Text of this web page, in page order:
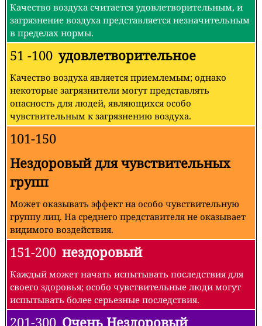
Качество воздуха считается удовлетворительным, и
загрязнение воздуха представляется незначительным
в пределах нормы.
51 -100 удовлетворительное
Качество воздуха является приемлемым; однако
некоторые загрязнители могут представлять
опасность для людей, являющихся особо
чувствительным к загрязнению воздуха.
101-150
Нездоровый для чувствительных
групп
Может оказывать эффект на особо чувствительную
группу лиц. На среднего представителя не оказывает
видимого воздействия.
151-200 нездоровый
Каждый может начать испытывать последствия для
своего здоровья; особо чувствительные люди могут
испытывать более серьезные последствия.
201-300 Очень Нездоровый